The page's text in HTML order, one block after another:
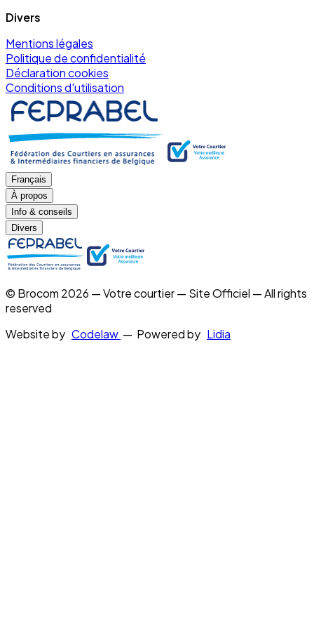
Divers
Mentions légales
Politique de confidentialité
Déclaration cookies
Conditions d'utilisation
Français
À propos
Info & conseils
Divers
© Brocom 2026 — Votre courtier — Site Officiel — All rights
reserved
Website by Codelaw — Powered by Lidia